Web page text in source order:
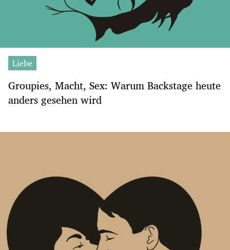
Liebe
Groupies, Macht, Sex: Warum Backstage heute
anders gesehen wird